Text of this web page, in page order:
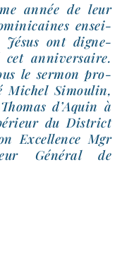
année de leur
ensei­
Jésus ont digne­
cet anni­ver­saire.
le ser­mon pro­
Michel Simoulin,
d’Aquin à
du District
Excellence Mgr
Général de